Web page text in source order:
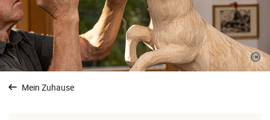
©
Mein Zuhause